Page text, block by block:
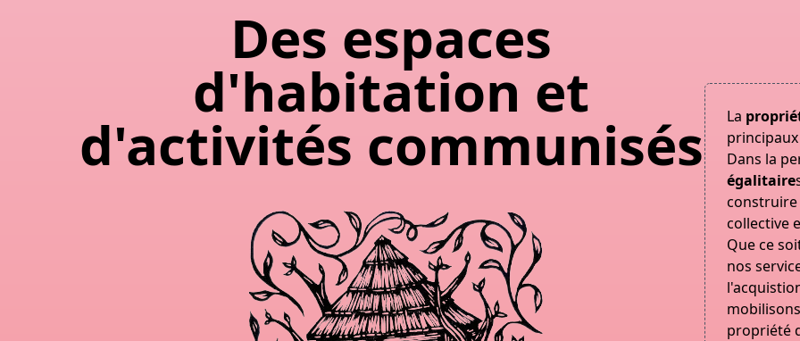
Des espaces
d'habitation et
d'activités communisés La
Dans la
égalitaire
collective
Que ce
nos
propriété